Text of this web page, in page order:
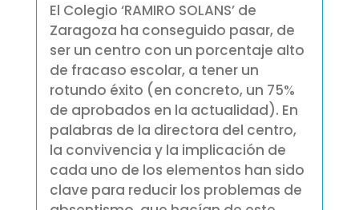
El Colegio ‘RAMIRO SOLANS’ de
Zaragoza ha conseguido pasar, de
ser un centro con un porcentaje alto
de fracaso escolar, a tener un
rotundo éxito (en concreto, un 75%
de aprobados en la actualidad). En
palabras de la directora del centro,
la convivencia y la implicación de
cada uno de los elementos han sido
clave para reducir los problemas de